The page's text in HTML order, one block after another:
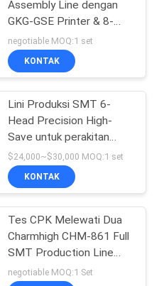
Assembly Line dengan
GKG-GSE Printer & 8-
Zone Reflow
negotiable MOQ:1 set
KONTAK
Lini Produksi SMT 6-
Head Precision High-
Save untuk perakitan
PCB yang efisien
$24,000~$30,000 MOQ:1 set
KONTAK
Tes CPK Melewati Dua
Charmhigh CHM-861 Full
SMT Production Line
IPC9850 26000cph
negotiable MOQ:1 Set